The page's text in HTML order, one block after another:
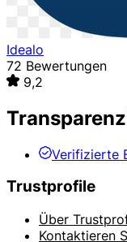
Idealo
72 Bewertungen
9,2
Verifizierte
Trustprofile
Über
Kontaktieren